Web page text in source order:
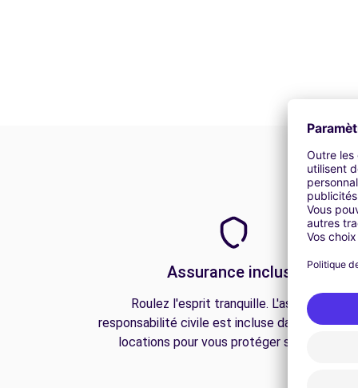
Assurance incluse
Roulez l'esprit tranquille. L'assurance
responsabilité civile est incluse dans toutes
locations pour vous protéger sur la route.